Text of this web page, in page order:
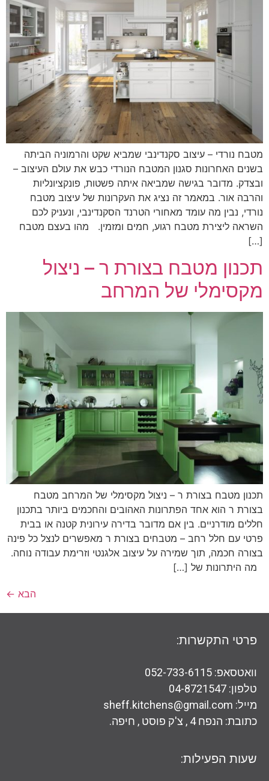
מטבח נורדי – עיצוב סקנדינבי שמביא שקט והרמוניה הביתה
בשנים האחרונות סגנון המטבח הנורדי כבש את עולם העיצוב –
ובצדק. מדובר בגישה שמביאה איתה פשטות, פונקציונליות
והרבה אור. במאמר זה נציג את העקרונות של עיצוב מטבח
נורדי, נבין מה עומד מאחורי הטרנד הסקנדינבי, ונעניק לכם
השראה ליצירת מטבח רגוע, חמים ומזמין. מהו בעצם מטבח
[…]
תכנון מטבח בצורת ר – ניצול
מקסימלי של המרחב
תכנון מטבח בצורת ר – ניצול מקסימלי של המרחב מטבח
בצורת ר הוא אחד הפתרונות האהובים והחכמים ביותר בתכנון
חללים מודרניים. בין אם מדובר בדירה עירונית קטנה או בבית
פרטי עם חלל רחב – מטבחים בצורת ר מאפשרים לנצל כל פינה
בצורה חכמה, תוך שמירה על עיצוב אלגנטי וזרימת עבודה נוחה.
מה היתרונות של […]
הבא ←
פרטי התקשרות:
וואטסאפ: 052-733-6115
טלפון: 04-8721547
מייל: sheff.kitchens@gmail.com
כתובת: הנפח 4 , צ'ק פוסט , חיפה.
שעות הפעילות: